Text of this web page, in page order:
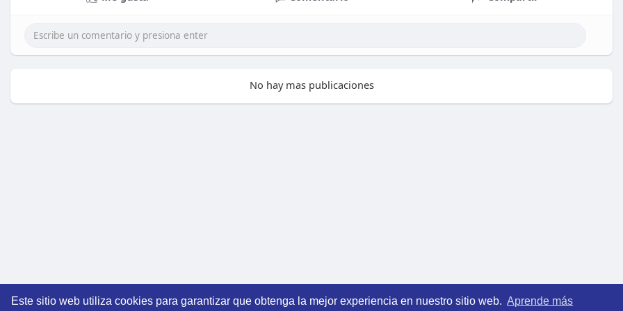
Este sitio web utiliza cookies para garantizar que obtenga la mejor experiencia en nuestro sitio web. Aprende más
No hay mas publicaciones